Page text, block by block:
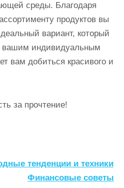
среды. Благодаря
продуктов вы
вариант, который
вашим индивидуальным
вам добиться красивого и
за прочтение!
тенденции и техники
Финансовые советы